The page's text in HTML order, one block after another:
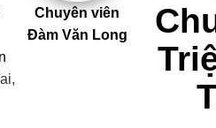
Chuyên viên
Đàm Văn Long